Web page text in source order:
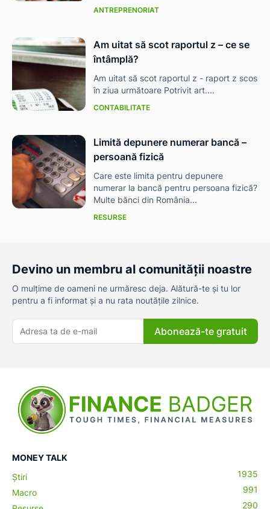
ANTREPRENORIAT
Am uitat să scot raportul z – ce se
întâmplă?
Am uitat să scot raportul z - raport z scos
în ziua următoare Potrivit art....
CONTABILITATE
Limită depunere numerar bancă –
persoană fizică
Care este limita pentru depunere
numerar la bancă pentru persoana fizică?
Multe bănci din România...
RESURSE
Devino un membru al comunității noastre
O mulțime de oameni ne urmăresc deja. Alătură-te și tu lor
pentru a fi informat și a nu rata noutățile zilnice.
Abonează-te gratuit
MONEY TALK
Știri
1935
Macro
991
290